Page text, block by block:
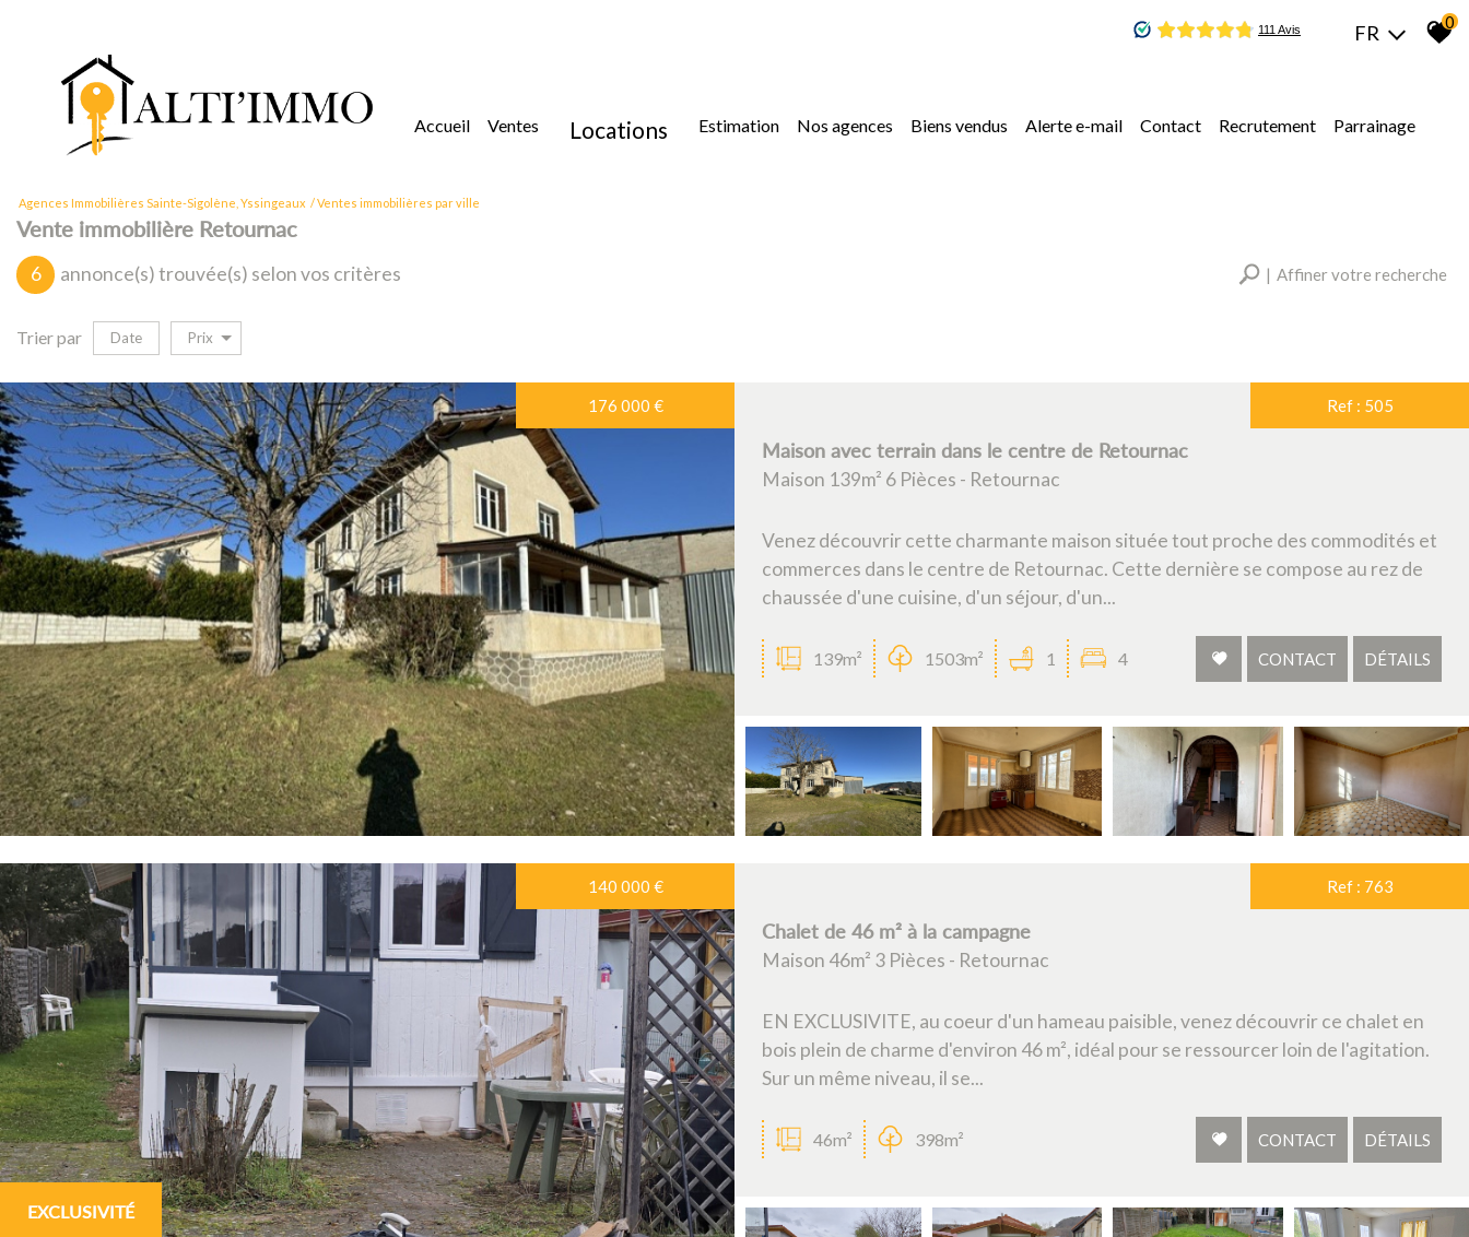
FR 0
accueil ventes locations estimation nos agences biens vendus alerte e-mail contact recrutement parrainage
Agences Immobilières Sainte-Sigolène, Yssingeaux Ventes immobilières par ville
Vente immobilière Retournac
6 annonce(s) trouvée(s) selon vos critères Affiner votre recherche
5KM
Critères supplémentaires
Piscine Parking Terrasse
Plus de critères
Trier par Date Prix
176 000 € Ref : 505
Maison avec terrain dans le centre de Retournac
Maison 139m² 6 Pièces - Retournac
Venez découvrir cette charmante maison située tout proche des commodités et
commerces dans le centre de Retournac. Cette dernière se compose au rez de
chaussée d'une cuisine, d'un séjour, d'un...
139m² 1503m² 1 4 CONTACT DÉTAILS
EXCLUSIVITÉ
140 000 € Ref : 763
Chalet de 46 m² à la campagne
Maison 46m² 3 Pièces - Retournac
EN EXCLUSIVITE, au coeur d'un hameau paisible, venez découvrir ce chalet en
bois plein de charme d'environ 46 m², idéal pour se ressourcer loin de l'agitation.
Sur un même niveau, il se...
46m² 398m² CONTACT DÉTAILS